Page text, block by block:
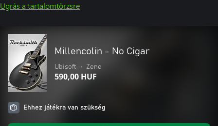
Ugrás a tartalomtörzsre
Millencolin - No Cigar
Ubisoft • Zene
590,00 HUF
Ehhez játékra van szükség